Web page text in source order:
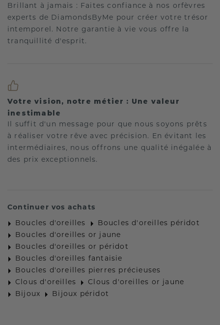
Brillant à jamais : Faites confiance à nos orfèvres
experts de DiamondsByMe pour créer votre trésor
intemporel. Notre garantie à vie vous offre la
tranquillité d'esprit.
Votre vision, notre métier : Une valeur
inestimable
Il suffit d'un message pour que nous soyons prêts
à réaliser votre rêve avec précision. En évitant les
intermédiaires, nous offrons une qualité inégalée à
des prix exceptionnels.
Continuer vos achats
Boucles d'oreilles
Boucles d'oreilles péridot
Boucles d'oreilles or jaune
Boucles d'oreilles or péridot
Boucles d'oreilles fantaisie
Boucles d'oreilles pierres précieuses
Clous d'oreilles
Clous d'oreilles or jaune
Bijoux
Bijoux péridot